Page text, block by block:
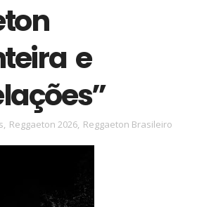
e
, Reggaeton 2026, Reggaeton Brasileiro